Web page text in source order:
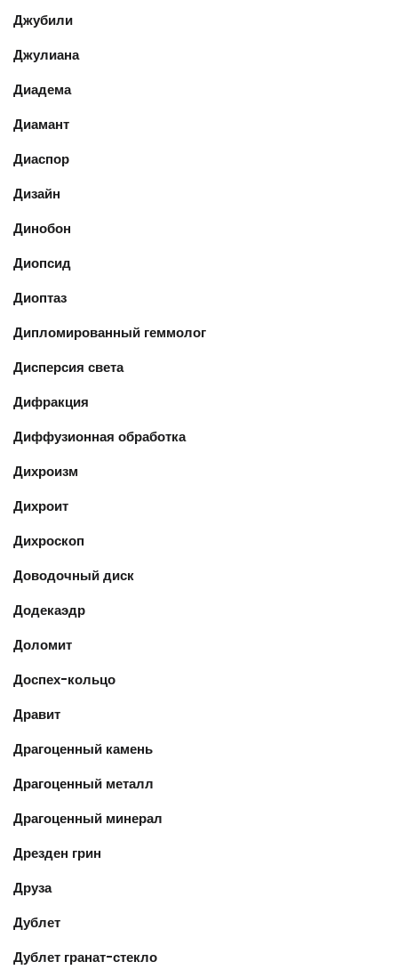
Джубили
Джулиана
Диадема
Диамант
Диаспор
Дизайн
Динобон
Диопсид
Диоптаз
Дипломированный геммолог
Дисперсия света
Дифракция
Диффузионная обработка
Дихроизм
Дихроит
Дихроскоп
Доводочный диск
Додекаэдр
Доломит
Доспех-кольцо
Дравит
Драгоценный камень
Драгоценный металл
Драгоценный минерал
Дрезден грин
Друза
Дублет
Дублет гранат-стекло